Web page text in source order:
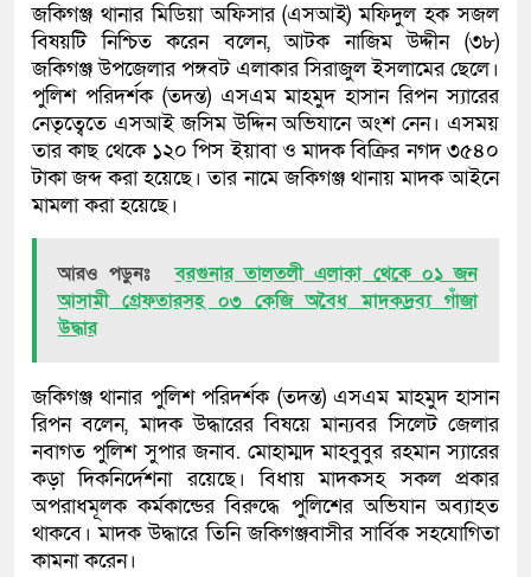
জকিগঞ্জ থানার মিডিয়া অফিসার (এসআই) মফিদুল হক সজল
বিষয়টি নিশ্চিত করেন বলেন, আটক নাজিম উদ্দীন (৩৮)
জকিগঞ্জ উপজেলার পঙ্গবট এলাকার সিরাজুল ইসলামের ছেলে।
পুলিশ পরিদর্শক (তদন্ত) এসএম মাহমুদ হাসান রিপন স্যারের
নেতৃত্বেতে এসআই জসিম উদ্দিন অভিযানে অংশ নেন। এসময়
তার কাছ থেকে ১২০ পিস ইয়াবা ও মাদক বিক্রির নগদ ৩৫৪০
টাকা জব্দ করা হয়েছে। তার নামে জকিগঞ্জ থানায় মাদক আইনে
মামলা করা হয়েছে।
আরও পড়ুনঃ
বরগুনার তালতলী এলাকা থেকে ০১ জন
আসামী গ্রেফতারসহ ০৩ কেজি অবৈধ মাদকদ্রব্য গাঁজা
উদ্ধার
জকিগঞ্জ থানার পুলিশ পরিদর্শক (তদন্ত) এসএম মাহমুদ হাসান
রিপন বলেন, মাদক উদ্ধারের বিষয়ে মান্যবর সিলেট জেলার
নবাগত পুলিশ সুপার জনাব. মোহাম্মদ মাহবুবুর রহমান স্যারের
কড়া দিকনির্দেশনা রয়েছে। বিধায় মাদকসহ সকল প্রকার
অপরাধমূলক কর্মকান্ডের বিরুদ্ধে পুলিশের অভিযান অব্যাহত
থাকবে। মাদক উদ্ধারে তিনি জকিগঞ্জবাসীর সার্বিক সহযোগিতা
কামনা করেন।